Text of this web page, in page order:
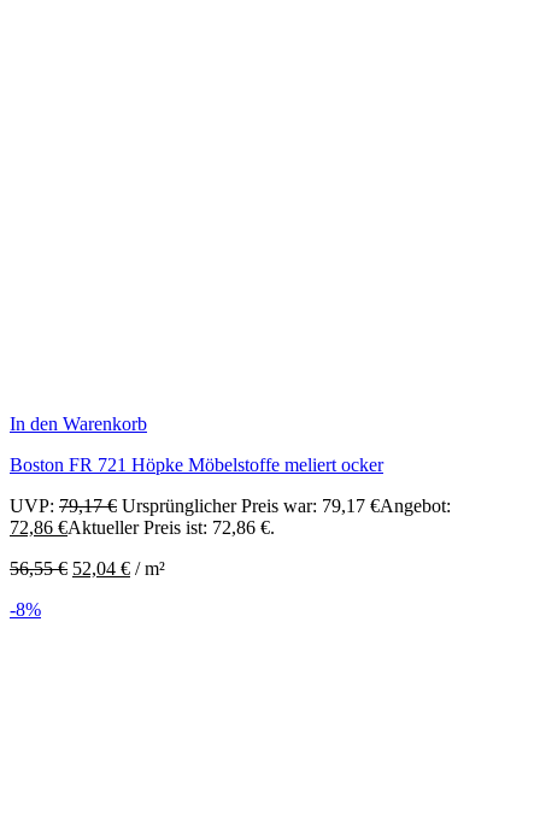
In den Warenkorb
Boston FR 721 Höpke Möbelstoffe meliert ocker
UVP: 79,17€ Ursprünglicher Preis war: 79,17 €Angebot:
72,86 €Aktueller Preis ist: 72,86 €.
56,55€ 52,04 € /m²
-8%